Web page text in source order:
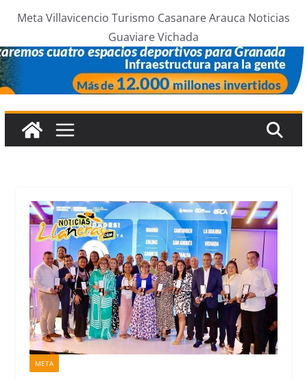
Meta Villavicencio Turismo Casanare Arauca Noticias
Guaviare Vichada
META